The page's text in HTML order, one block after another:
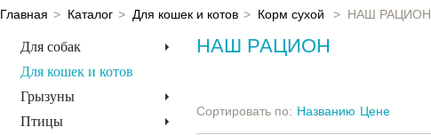
Главная Каталог Для кошек и котов Корм сухой НАШ РАЦИОН
Для собак
Для кошек и котов
Грызуны
Птицы
НАШ РАЦИОН
Сортировать по: Названию Цене